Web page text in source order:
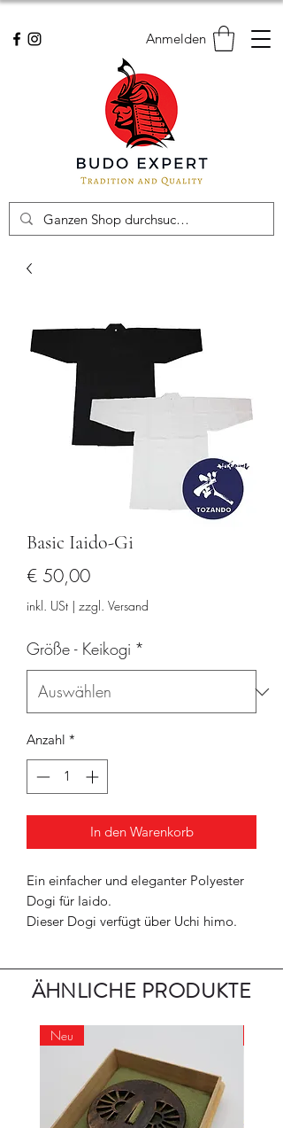
Anmelden
Basic Iaido-Gi
€ 50,00Preis
inkl. USt | zzgl. Versand
Größe - Keikogi *
Anzahl *
In den Warenkorb
Ein einfacher und eleganter Polyester
Dogi für Iaido.
Dieser Dogi verfügt über Uchi himo.
ÄHNLICHE PRODUKTE
Neu